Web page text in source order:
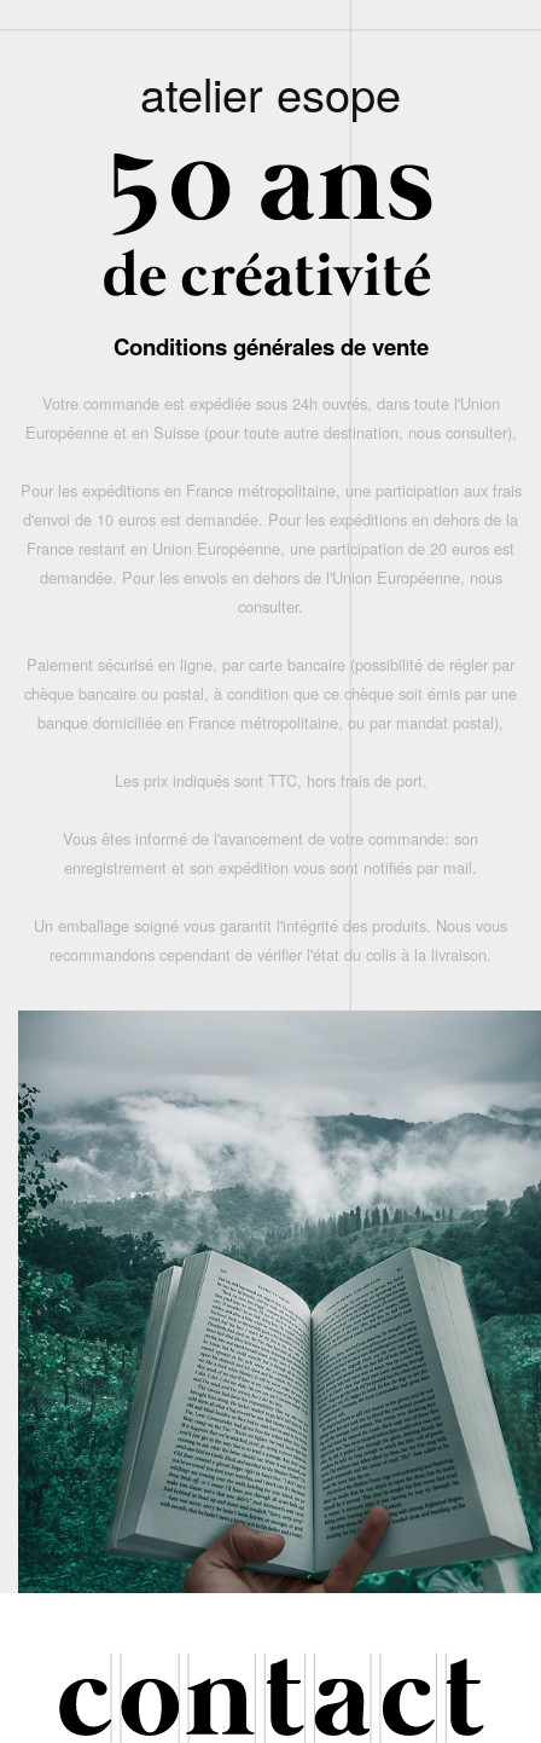
atelier esope
Conditions générales de vente
Votre commande est expédiée sous 24h ouvrés, dans toute l'Union
Européenne et en Suisse (pour toute autre destination, nous consulter),
Pour les expéditions en France métropolitaine, une participation aux frais
d'envoi de 10 euros est demandée. Pour les expéditions en dehors de la
France restant en Union Européenne, une participation de 20 euros est
demandée. Pour les envois en dehors de l'Union Européenne, nous
consulter.
Paiement sécurisé en ligne, par carte bancaire (possibilité de régler par
chèque bancaire ou postal, à condition que ce chèque soit émis par une
banque domiciliée en France métropolitaine, ou par mandat postal),
Les prix indiqués sont TTC, hors frais de port,
Vous êtes informé de l'avancement de votre commande: son
enregistrement et son expédition vous sont notifiés par mail.
Un emballage soigné vous garantit l'intégrité des produits. Nous vous
recommandons cependant de vérifier l'état du colis à la livraison.